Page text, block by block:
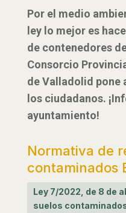
Por el medio
ley lo mejor es
de contenedores
Consorcio
de Valladolid pone
los ciudadanos.
ayuntamiento!
Normativa de
contaminados
Ley 7/2022, de 8 de
suelos